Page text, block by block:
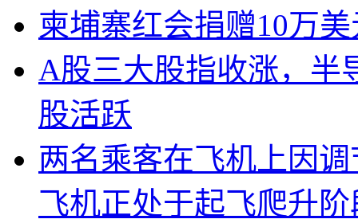
柬埔寨红会捐赠10万
A股三大股指收涨，半
股活跃
两名乘客在飞机上因
飞机正处于起飞爬升阶